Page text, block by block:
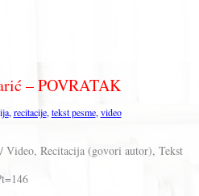
– POVRATAK
, recitacije, tekst pesme, video
Video, Recitacija (govori autor), Tekst